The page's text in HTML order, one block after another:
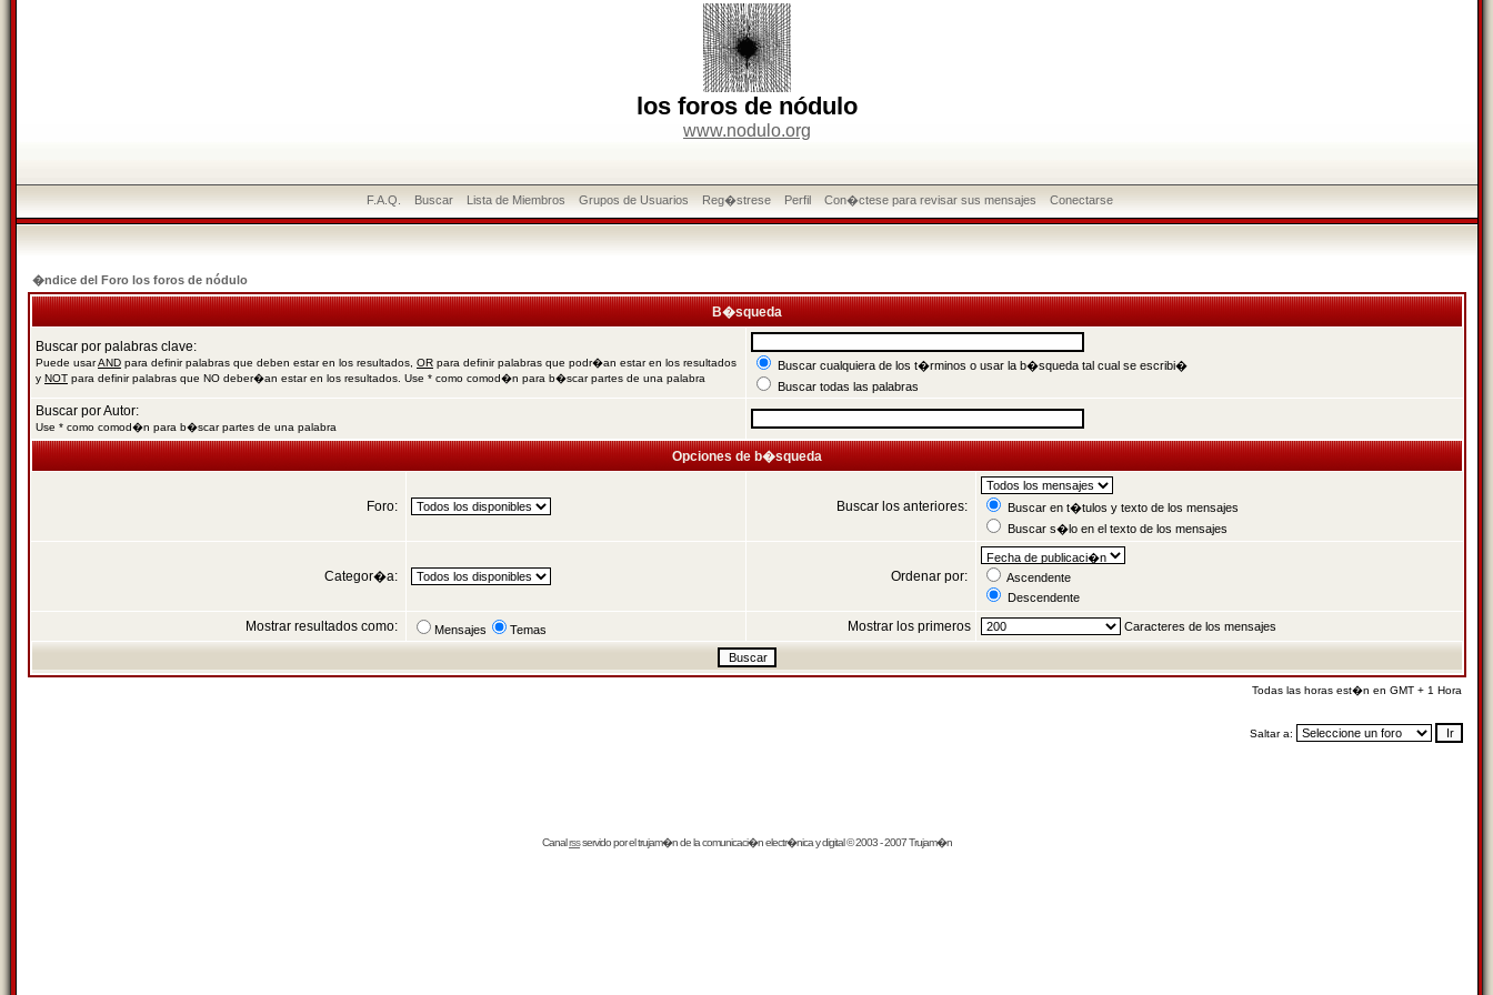
los foros de nódulo
www.nodulo.org
F.A.Q. Buscar Lista de Miembros Grupos de Usuarios Reg�strese Perfil Con�ctese para revisar sus mensajes Conectarse
�ndice del Foro los foros de nódulo
B�squeda
Buscar por palabras clave:
Puede usarAND para definir palabras que deben estar en los resultados, OR para definir palabras que podr�an estar en los resultados
y NOT para definir palabras que NO deber�an estar en los resultados. Use * como comod�n para b�scar partes de una palabra
Buscar cualquiera de los t�rminos o usar la b�squeda tal cual se escribi�
Buscar todas las palabras
Buscar por Autor:
Use * como comod�n para b�scar partes de una palabra
Opciones de b�squeda
Foro: Buscar los anteriores:
Buscar en t�tulos y texto de los mensajes
Buscar s�lo en el texto de los mensajes
Categor�a: Ordenar por:
Ascendente
Descendente
Mostrar resultados como: Mensajes Temas Mostrar los primeros Caracteres de los mensajes
Todas las horas est�n en GMT + 1 Hora
Saltar a:
Canalrssservido por eltrujam�nde la comunicaci�n electr�nica y digital © 2003 - 2007 Trujam�n